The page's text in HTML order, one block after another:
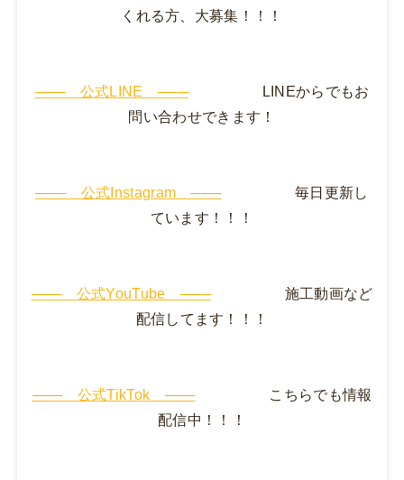
くれる方、大募集！！！
─── 公式LINE ───LINEからでもお
問い合わせできます！
─── 公式Instagram ───毎日更新し
ています！！！
─── 公式YouTube ───施工動画など
配信してます！！！
─── 公式TikTok ───こちらでも情報
配信中！！！